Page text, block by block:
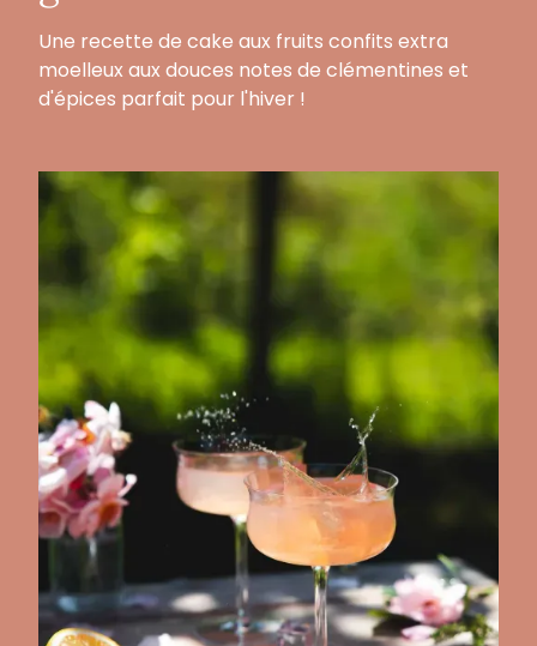
Une recette de cake aux fruits confits extra
moelleux aux douces notes de clémentines et
d'épices parfait pour l'hiver !